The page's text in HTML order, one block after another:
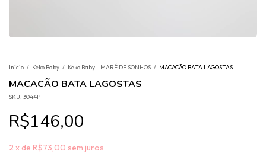
Início / Keko Baby / Keko Baby - MARÉ DE SONHOS / MACACÃO BATA LAGOSTAS
MACACÃO BATA LAGOSTAS
SKU: 3044P
R$146,00
2 x de R$73,00 sem juros